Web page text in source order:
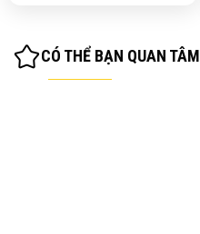
CÓ THỂ BẠN QUAN TÂM